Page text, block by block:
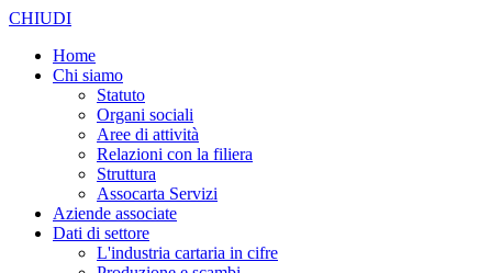
CHIUDI
Home
Chi siamo
Statuto
Organi sociali
Aree di attività
Relazioni con la filiera
Struttura
Assocarta Servizi
Aziende associate
Dati di settore
L'industria cartaria in cifre